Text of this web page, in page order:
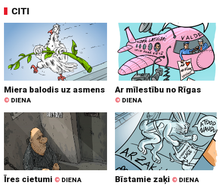
CITI
Miera balodis uz asmens
© DIENA
Ar mīlestību no Rīgas
© DIENA
Īres cietumi © DIENA Bīstamie zaķi © DIENA